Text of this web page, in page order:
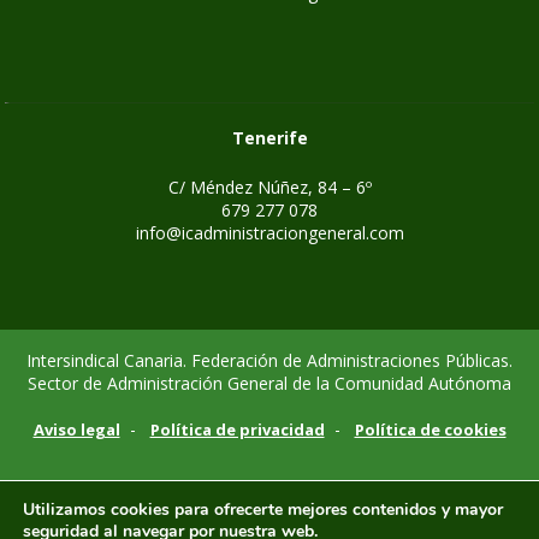
Tenerife
C/ Méndez Núñez, 84 – 6º
679 277 078
info@icadministraciongeneral.com
Intersindical Canaria. Federación de Administraciones Públicas.
Sector de Administración General de la Comunidad Autónoma
Aviso legal - Política de privacidad - Política de cookies
Utilizamos cookies para ofrecerte mejores contenidos y mayor
seguridad al navegar por nuestra web.